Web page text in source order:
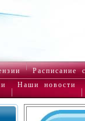
Расписание
Наши новости